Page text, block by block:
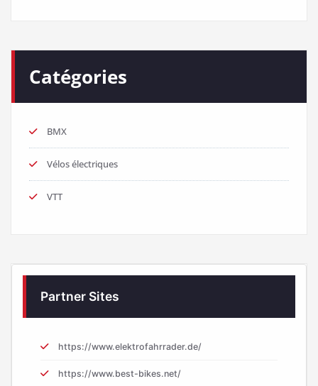
Catégories
BMX
Vélos électriques
VTT
Partner Sites
https://www.elektrofahrrader.de/
https://www.best-bikes.net/